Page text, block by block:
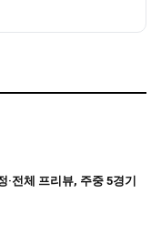
·전체 프리뷰, 주중 5경기